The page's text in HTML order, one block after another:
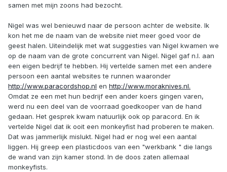
samen met mijn zoons had bezocht.
Nigel was wel benieuwd naar de persoon achter de website. Ik
kon het me de naam van de website niet meer goed voor de
geest halen. Uiteindelijk met wat suggesties van Nigel kwamen we
op de naam van de grote concurrent van Nigel. Nigel gaf n.l. aan
een eigen bedrijf te hebben. Hij vertelde samen met een andere
persoon een aantal websites te runnen waaronder
http://www.paracordshop.nl en http://www.moraknives.nl.
Omdat ze een met hun bedrijf een ander koers gingen varen,
werd nu een deel van de voorraad goedkooper van de hand
gedaan. Het gesprek kwam natuurlijk ook op paracord. En ik
vertelde Nigel dat ik ooit een monkeyfist had proberen te maken.
Dat was jammerlijk mislukt. Nigel had er nog wel een aantal
liggen. Hij greep een plasticdoos van een "werkbank " die langs
de wand van zijn kamer stond. In de doos zaten allemaal
monkeyfists.